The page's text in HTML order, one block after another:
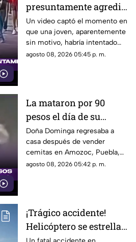
presuntamente agredir
a un pony en feria de
Pueblo Mágico
Un video captó el momento en
que una joven, aparentemente
sin motivo, habría intentado
agredir a un pequeño pony.
agosto 08, 2026 05:45 p. m.
La mataron por 90
pesos el día de su
cumpleaños; Este es el
caso de Doña Dominga
Doña Dominga regresaba a
casa después de vender
cemitas en Amozoc, Puebla,
cuando presuntamente un
agosto 08, 2026 05:42 p. m.
¡Trágico accidente!
Helicóptero se estrella